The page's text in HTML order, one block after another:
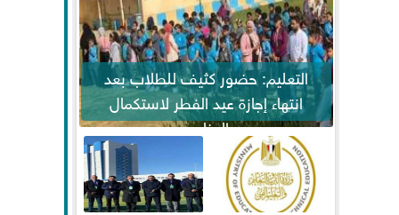
التعليم: حضور كثيف للطلاب بعد
انتهاء إجازة عيد الفطر لاستكمال
المناهج